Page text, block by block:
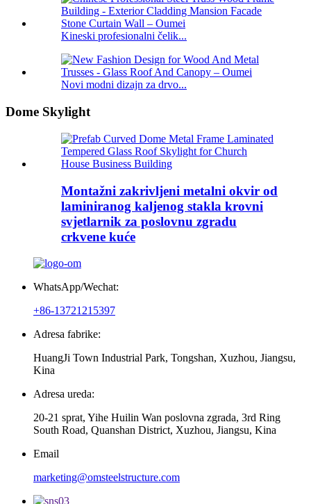
Kineski profesionalni čelik...
Novi modni dizajn za drvo...
Dome Skylight
Montažni zakrivljeni metalni okvir od
laminiranog kaljenog stakla krovni
svjetlarnik za poslovnu zgradu
crkvene kuće
WhatsApp/Wechat:
+86-13721215397
Adresa fabrike:
HuangJi Town Industrial Park, Tongshan, Xuzhou, Jiangsu,
Kina
Adresa ureda:
20-21 sprat, Yihe Huilin Wan poslovna zgrada, 3rd Ring
South Road, Quanshan District, Xuzhou, Jiangsu, Kina
Email
marketing@omsteelstructure.com